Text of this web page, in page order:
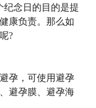
纪念日的目的是提
康负责。那么如
?
孕，可使用避孕
避孕膜、避孕海